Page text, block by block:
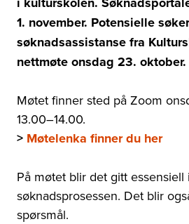
1. november. Potensielle
søknadsassistanse fra
nettmøte onsdag 23. oktober.
Møtet finner sted på Zoom
13.00–14.00.
> Møtelenka finner du her
På møtet blir det gitt
søknadsprosessen. Det blir
spørsmål.